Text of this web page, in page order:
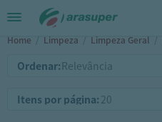
Home / Limpeza / Limpeza Geral /
Ordenar:
Itens por página: